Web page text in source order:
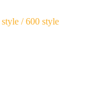
/ 600 style